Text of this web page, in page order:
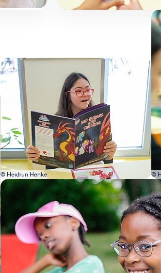
Bild in Lightbox öffnen
© Heidrun Henke ©
Bild in Lightbox öffnen